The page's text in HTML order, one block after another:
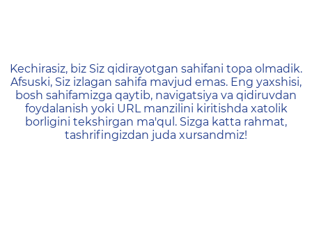
404 — Страница не
Kechirasiz, biz Siz qidirayotgan sahifani topa olmadik.
Afsuski, Siz izlagan sahifa mavjud emas. Eng yaxshisi,
bosh sahifamizga qaytib, navigatsiya va qidiruvdan
foydalanish yoki URL manzilini kiritishda xatolik
borligini tekshirgan ma'qul. Sizga katta rahmat,
tashrifingizdan juda xursandmiz!